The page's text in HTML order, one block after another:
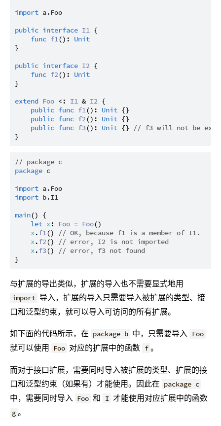
import a.Foo
public interface I1 {
func f1(): Unit
}
public interface I2 {
func f2(): Unit
}
extend Foo <: I1 & I2 {
public func f1(): Unit {}
public func f2(): Unit {}
public func f3(): Unit {}
// f3 will not be
// package c
package c
import a.Foo
import b.I1
main() {
let x: Foo = Foo()
x.f1()
// OK, because f1 is a member of I1.
x.f2()
// error, I2 is not imported
x.f3()
// error, f3 not found
与扩展的导出类似，扩展的导入也不需要显式地用
import 导入，扩展的导入只需要导入被扩展的类型、接
口和泛型约束，就可以导入可访问的所有扩展。
如下面的代码所示，在 package b 中，只需要导入 Foo
就可以使用 Foo 对应的扩展中的函数 f 。
而对于接口扩展，需要同时导入被扩展的类型、扩展的接
口和泛型约束（如果有）才能使用。因此在 package c
中，需要同时导入 Foo 和 I 才能使用对应扩展中的函数
g 。